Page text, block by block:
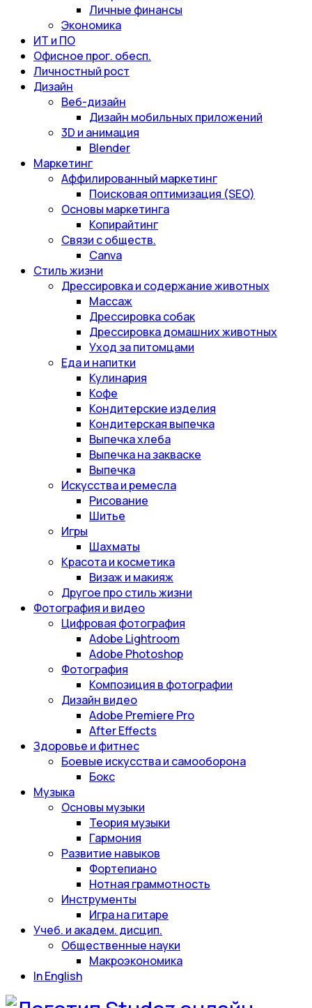
Личные финансы
Экономика
ИТ и ПО
Офисное прог. обесп.
Личностный рост
Дизайн
Веб-дизайн
Дизайн мобильных приложений
3D и анимация
Blender
Маркетинг
Аффилированный маркетинг
Поисковая оптимизация (SEO)
Основы маркетинга
Копирайтинг
Связи с обществ.
Canva
Стиль жизни
Дрессировка и содержание животных
Массаж
Дрессировка собак
Дрессировка домашних животных
Уход за питомцами
Еда и напитки
Кулинария
Кофе
Кондитерские изделия
Кондитерская выпечка
Выпечка хлеба
Выпечка на закваске
Выпечка
Искусства и ремесла
Рисование
Шитье
Игры
Шахматы
Красота и косметика
Визаж и макияж
Другое про стиль жизни
Фотография и видео
Цифровая фотография
Adobe Lightroom
Adobe Photoshop
Фотография
Композиция в фотографии
Дизайн видео
Adobe Premiere Pro
After Effects
Здоровье и фитнес
Боевые искусства и самооборона
Бокс
Музыка
Основы музыки
Теория музыки
Гармония
Развитие навыков
Фортепиано
Нотная граммотность
Инструменты
Игра на гитаре
Учеб. и академ. дисцип.
Общественные науки
Макроэкономика
In English